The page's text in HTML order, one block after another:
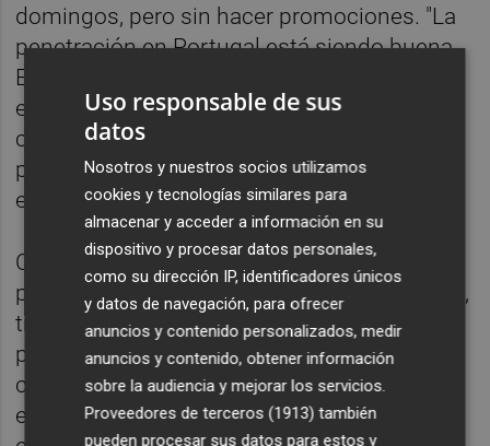
domingos, pero sin hacer promociones. "La
penetración en Portugal está siendo buena.
El 11% de los portugueses ha comprado ya
en sus tiendas. Así, uno de cada 10 de los
consumidores del área de Oporto ha
probado los productos de Mercadona", ha
explicado.
Carrefour se mantiene en la segunda
posición con una cuota de mercado de 8,7%,
tras crecer 0,3 puntos porcentuales en este
periodo después de varios años estable. La
cadena apuesta por los frescos, la comida
ecológica y el medio ambiente, además de
Uso responsable de sus
datos
Nosotros y nuestros socios utilizamos
cookies y tecnologías similares para
almacenar y acceder a información en su
dispositivo y procesar datos personales,
como su dirección IP, identificadores únicos
y datos de navegación, para ofrecer
anuncios y contenido personalizados, medir
anuncios y contenido, obtener información
sobre la audiencia y mejorar los servicios.
Proveedores de terceros (1913) también
pueden procesar sus datos para estos y